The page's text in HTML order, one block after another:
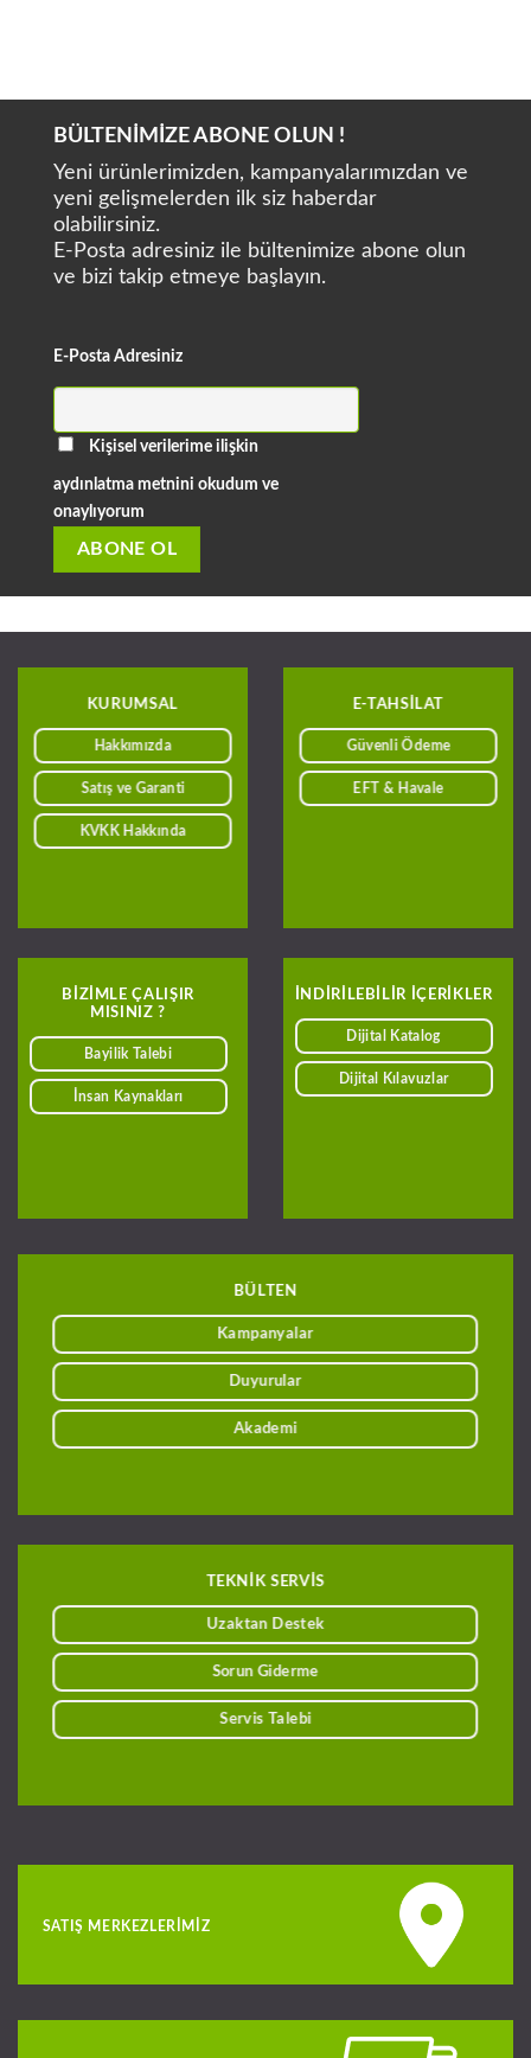
BÜLTENİMİZE ABONE OLUN !
Yeni ürünlerimizden, kampanyalarımızdan ve
yeni gelişmelerden ilk siz haberdar
olabilirsiniz.
E-Posta adresiniz ile bültenimize abone olun
ve bizi takip etmeye başlayın.
E-Posta Adresiniz
Kişisel verilerime ilişkin
aydınlatma metnini okudum ve
onaylıyorum
KURUMSAL
Hakkımızda
Satış ve Garanti
KVKK Hakkında
BIZIMLE ÇALIŞIR
MISINIZ ?
Bayilik Talebi
İnsan Kaynakları
E-TAHSILAT
Güvenli Ödeme
EFT & Havale
INDIRILEBILIR IÇERIKLER
Dijital Katalog
Dijital Kılavuzlar
BÜLTEN
Kampanyalar
Duyurular
Akademi
TEKNİK SERVİS
Uzaktan Destek
Sorun Giderme
Servis Talebi
SATIŞ MERKEZLERIMIZ